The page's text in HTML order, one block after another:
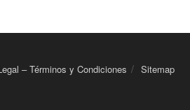
– Términos y Condiciones Sitemap